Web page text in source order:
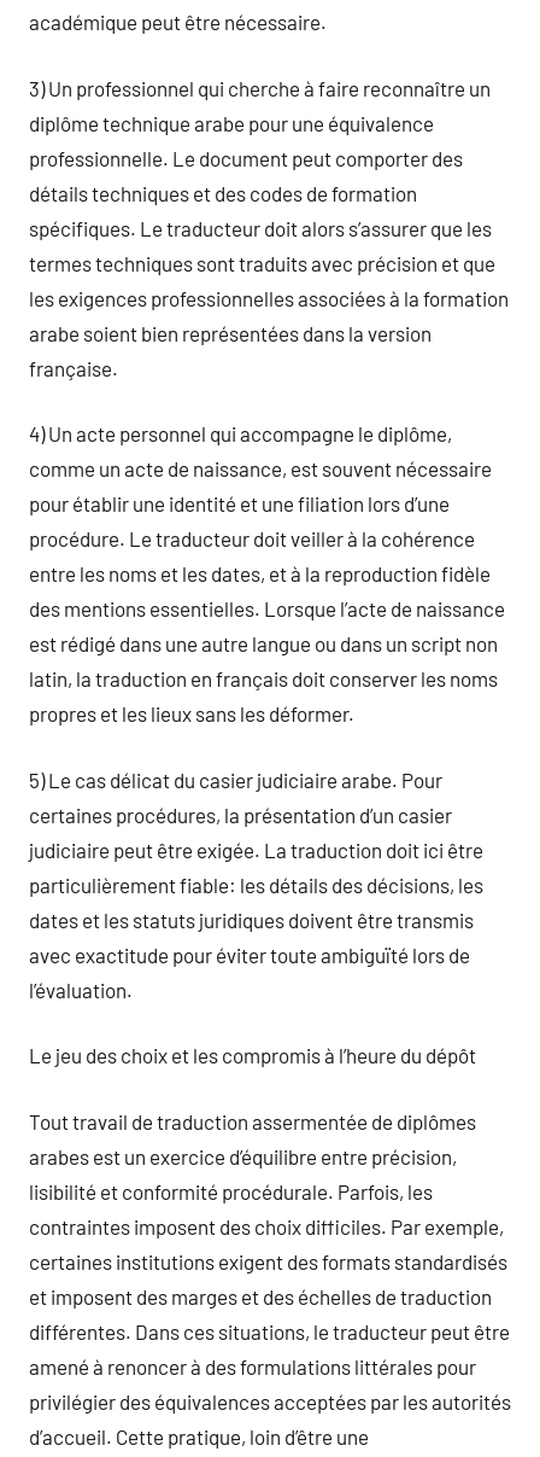
académique peut être nécessaire.
3) Un professionnel qui cherche à faire reconnaître un
diplôme technique arabe pour une équivalence
professionnelle. Le document peut comporter des
détails techniques et des codes de formation
spécifiques. Le traducteur doit alors s’assurer que les
termes techniques sont traduits avec précision et que
les exigences professionnelles associées à la formation
arabe soient bien représentées dans la version
française.
4) Un acte personnel qui accompagne le diplôme,
comme un acte de naissance, est souvent nécessaire
pour établir une identité et une filiation lors d’une
procédure. Le traducteur doit veiller à la cohérence
entre les noms et les dates, et à la reproduction fidèle
des mentions essentielles. Lorsque l’acte de naissance
est rédigé dans une autre langue ou dans un script non
latin, la traduction en français doit conserver les noms
propres et les lieux sans les déformer.
5) Le cas délicat du casier judiciaire arabe. Pour
certaines procédures, la présentation d’un casier
judiciaire peut être exigée. La traduction doit ici être
particulièrement fiable: les détails des décisions, les
dates et les statuts juridiques doivent être transmis
avec exactitude pour éviter toute ambiguïté lors de
l’évaluation.
Le jeu des choix et les compromis à l’heure du dépôt
Tout travail de traduction assermentée de diplômes
arabes est un exercice d’équilibre entre précision,
lisibilité et conformité procédurale. Parfois, les
contraintes imposent des choix difficiles. Par exemple,
certaines institutions exigent des formats standardisés
et imposent des marges et des échelles de traduction
différentes. Dans ces situations, le traducteur peut être
amené à renoncer à des formulations littérales pour
privilégier des équivalences acceptées par les autorités
d’accueil. Cette pratique, loin d’être une